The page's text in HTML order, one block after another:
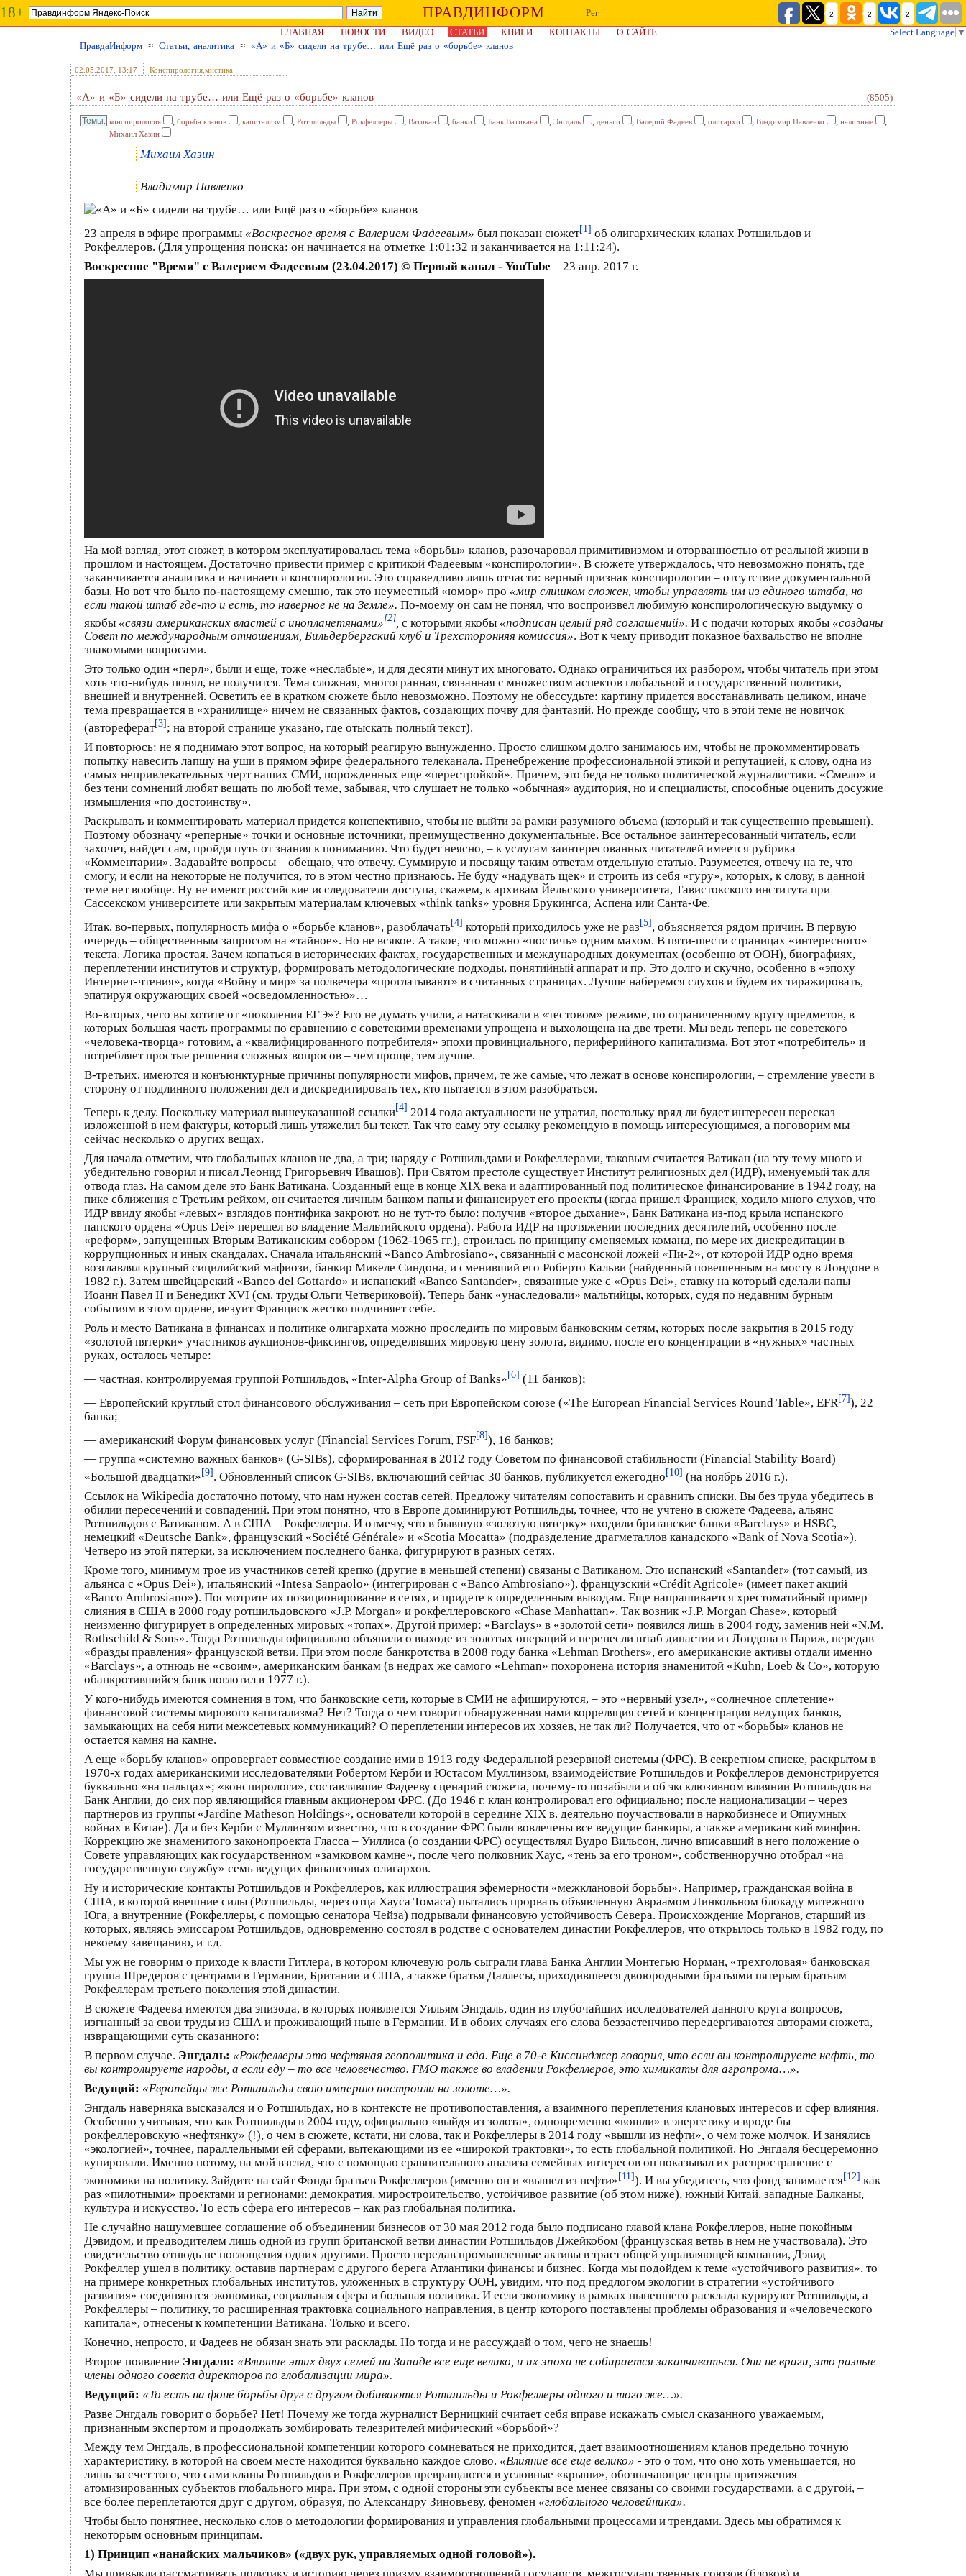
18+ ПРАВДИНФОРМ Рег 2 2 2
ГЛАВНАЯ НОВОСТИ ВИДЕО СТАТЬИ КНИГИ КОНТАКТЫ О САЙТЕ Select Language ▼
ПравдаИнформ ≈ Статьи, аналитика ≈ «А» и «Б» сидели на трубе… или Ещё раз о «борьбе» кланов
02.05.2017 , 13:17 Конспирология,мистика
«А» и «Б» сидели на трубе… или Ещё раз о «борьбе» кланов (8505)
конспирология , борьба кланов , капитализм , Ротшильды , Рокфеллеры , Ватикан , банки , Банк Ватикана , Энгдаль , деньги , Валерий Фадеев , олигархи , Владимир Павленко , наличные ,
Михаил Хазин
Михаил Хазин
Владимир Павленко
23 апреля в эфире программы «Воскресное время с Валерием Фадеевым» был показан сюжет[1] об олигархических кланах Ротшильдов и
Рокфеллеров. (Для упрощения поиска: он начинается на отметке 1:01:32 и заканчивается на 1:11:24).
Воскресное "Время" с Валерием Фадеевым (23.04.2017) © Первый канал - YouTube – 23 апр. 2017 г.
На мой взгляд, этот сюжет, в котором эксплуатировалась тема «борьбы» кланов, разочаровал примитивизмом и оторванностью от реальной жизни в
прошлом и настоящем. Достаточно привести пример с критикой Фадеевым «конспирологии». В сюжете утверждалось, что невозможно понять, где
заканчивается аналитика и начинается конспирология. Это справедливо лишь отчасти: верный признак конспирологии – отсутствие документальной
базы. Но вот что было по-настоящему смешно, так это неуместный «юмор» про «мир слишком сложен, чтобы управлять им из единого штаба, но
если такой штаб где-то и есть, то наверное не на Земле». По-моему он сам не понял, что воспроизвел любимую конспирологическую выдумку о
якобы «связи американских властей с инопланетянами»[2] с которыми якобы «подписан целый ряд соглашений». И с подачи которых якобы «созданы
Совет по международным отношениям, Бильдербергский клуб и Трехсторонняя комиссия». Вот к чему приводит показное бахвальство не вполне
знакомыми вопросами.
Это только один «перл», были и еще, тоже «неслабые», и для десяти минут их многовато. Однако ограничиться их разбором, чтобы читатель при этом
хоть что-нибудь понял, не получится. Тема сложная, многогранная, связанная с множеством аспектов глобальной и государственной политики,
внешней и внутренней. Осветить ее в кратком сюжете было невозможно. Поэтому не обессудьте: картину придется восстанавливать целиком, иначе
тема превращается в «хранилище» ничем не связанных фактов, создающих почву для фантазий. Но прежде сообщу, что в этой теме не новичок
(автореферат[3]; на второй странице указано, где отыскать полный текст).
И повторюсь: не я поднимаю этот вопрос, на который реагирую вынужденно. Просто слишком долго занимаюсь им, чтобы не прокомментировать
попытку навесить лапшу на уши в прямом эфире федерального телеканала. Пренебрежение профессиональной этикой и репутацией, к слову, одна из
самых непривлекательных черт наших СМИ, порожденных еще «перестройкой». Причем, это беда не только политической журналистики. «Смело» и
без тени сомнений любят вещать по любой теме, забывая, что слушает не только «обычная» аудитория, но и специалисты, способные оценить досужие
измышления «по достоинству».
Раскрывать и комментировать материал придется конспективно, чтобы не выйти за рамки разумного объема (который и так существенно превышен).
Поэтому обозначу «реперные» точки и основные источники, преимущественно документальные. Все остальное заинтересованный читатель, если
захочет, найдет сам, пройдя путь от знания к пониманию. Что будет неясно, – к услугам заинтересованных читателей имеется рубрика
«Комментарии». Задавайте вопросы – обещаю, что отвечу. Суммирую и посвящу таким ответам отдельную статью. Разумеется, отвечу на те, что
смогу, и если на некоторые не получится, то в этом честно признаюсь. Не буду «надувать щек» и строить из себя «гуру», которых, к слову, в данной
теме нет вообще. Ну не имеют российские исследователи доступа, скажем, к архивам Йельского университета, Тавистокского института при
Сассекском университете или закрытым материалам ключевых «think tanks» уровня Брукингса, Аспена или Санта-Фе.
Итак, во-первых, популярность мифа о «борьбе кланов», разоблачать[4] который приходилось уже не раз[5], объясняется рядом причин. В первую
очередь – общественным запросом на «тайное». Но не всякое. А такое, что можно «постичь» одним махом. В пяти-шести страницах «интересного»
текста. Логика простая. Зачем копаться в исторических фактах, государственных и международных документах (особенно от ООН), биографиях,
переплетении институтов и структур, формировать методологические подходы, понятийный аппарат и пр. Это долго и скучно, особенно в «эпоху
Интернет-чтения», когда «Войну и мир» за полвечера «проглатывают» в считанных страницах. Лучше наберемся слухов и будем их тиражировать,
эпатируя окружающих своей «осведомленностью»…
Во-вторых, чего вы хотите от «поколения ЕГЭ»? Его не думать учили, а натаскивали в «тестовом» режиме, по ограниченному кругу предметов, в
которых большая часть программы по сравнению с советскими временами упрощена и выхолощена на две трети. Мы ведь теперь не советского
«человека-творца» готовим, а «квалифицированного потребителя» эпохи провинциального, периферийного капитализма. Вот этот «потребитель» и
потребляет простые решения сложных вопросов – чем проще, тем лучше.
В-третьих, имеются и конъюнктурные причины популярности мифов, причем, те же самые, что лежат в основе конспирологии, – стремление увести в
сторону от подлинного положения дел и дискредитировать тех, кто пытается в этом разобраться.
Теперь к делу. Поскольку материал вышеуказанной ссылки[4] 2014 года актуальности не утратил, постольку вряд ли будет интересен пересказ
изложенной в нем фактуры, который лишь утяжелил бы текст. Так что саму эту ссылку рекомендую в помощь интересующимся, а поговорим мы
сейчас несколько о других вещах.
Для начала отметим, что глобальных кланов не два, а три; наряду с Ротшильдами и Рокфеллерами, таковым считается Ватикан (на эту тему много и
убедительно говорил и писал Леонид Григорьевич Ивашов). При Святом престоле существует Институт религиозных дел (ИДР), именуемый так для
отвода глаз. На самом деле это Банк Ватикана. Созданный еще в конце XIX века и адаптированный под политическое финансирование в 1942 году, на
пике сближения с Третьим рейхом, он считается личным банком папы и финансирует его проекты (когда пришел Франциск, ходило много слухов, что
ИДР ввиду якобы «левых» взглядов понтифика закроют, но не тут-то было: получив «второе дыхание», Банк Ватикана из-под крыла испанского
папского ордена «Opus Dei» перешел во владение Мальтийского ордена). Работа ИДР на протяжении последних десятилетий, особенно после
«реформ», запущенных Вторым Ватиканским собором (1962-1965 гг.), строилась по принципу сменяемых команд, по мере их дискредитации в
коррупционных и иных скандалах. Сначала итальянский «Banco Ambrosiano», связанный с масонской ложей «Пи-2», от которой ИДР одно время
возглавлял крупный сицилийский мафиози, банкир Микеле Синдона, и сменивший его Роберто Кальви (найденный повешенным на мосту в Лондоне в
1982 г.). Затем швейцарский «Banco del Gottardo» и испанский «Banco Santander», связанные уже с «Opus Dei», ставку на который сделали папы
Иоанн Павел II и Бенедикт XVI (см. труды Ольги Четвериковой). Теперь банк «унаследовали» мальтийцы, которых, судя по недавним бурным
событиям в этом ордене, иезуит Франциск жестко подчиняет себе.
Роль и место Ватикана в финансах и политике олигархата можно проследить по мировым банковским сетям, которых после закрытия в 2015 году
«золотой пятерки» участников аукционов-фиксингов, определявших мировую цену золота, видимо, после его концентрации в «нужных» частных
руках, осталось четыре:
— частная, контролируемая группой Ротшильдов, «Inter-Alpha Group of Banks»[6] (11 банков);
— Европейский круглый стол финансового обслуживания – сеть при Европейском союзе («The European Financial Services Round Table», EFR[7]), 22
банка;
— американский Форум финансовых услуг (Financial Services Forum, FSF[8]), 16 банков;
— группа «системно важных банков» (G-SIBs), сформированная в 2012 году Советом по финансовой стабильности (Financial Stability Board)
«Большой двадцатки»[9]. Обновленный список G-SIBs, включающий сейчас 30 банков, публикуется ежегодно[10] (на ноябрь 2016 г.).
Ссылок на Wikipedia достаточно потому, что нам нужен состав сетей. Предложу читателям сопоставить и сравнить списки. Вы без труда убедитесь в
обилии пересечений и совпадений. При этом понятно, что в Европе доминируют Ротшильды, точнее, что не учтено в сюжете Фадеева, альянс
Ротшильдов с Ватиканом. А в США – Рокфеллеры. И отмечу, что в бывшую «золотую пятерку» входили британские банки «Barclays» и HSBC,
немецкий «Deutsche Bank», французский «Société Générale» и «Scotia Mocatta» (подразделение драгметаллов канадского «Bank of Nova Scotia»).
Четверо из этой пятерки, за исключением последнего банка, фигурируют в разных сетях.
Кроме того, минимум трое из участников сетей крепко (другие в меньшей степени) связаны с Ватиканом. Это испанский «Santander» (тот самый, из
альянса с «Opus Dei»), итальянский «Intesa Sanpaolo» (интегрирован с «Banco Ambrosiano»), французский «Crédit Agricole» (имеет пакет акций
«Banco Ambrosiano»). Посмотрите их позиционирование в сетях, и придете к определенным выводам. Еще напрашивается хрестоматийный пример
слияния в США в 2000 году ротшильдовского «J.P. Morgan» и рокфеллеровского «Chase Manhattan». Так возник «J.P. Morgan Chase», который
неизменно фигурирует в определенных мировых «топах». Другой пример: «Barclays» в «золотой сети» появился лишь в 2004 году, заменив ней «N.M.
Rothsсhild & Sons». Тогда Ротшильды официально объявили о выходе из золотых операций и перенесли штаб династии из Лондона в Париж, передав
«бразды правления» французской ветви. При этом после банкротства в 2008 году банка «Lehman Brothers», его американские активы отдали именно
«Barclays», а отнюдь не «своим», американским банкам (в недрах же самого «Lehman» похоронена история знаменитой «Kuhn, Loeb & Co», которую
обанкротившийся банк поглотил в 1977 г.).
У кого-нибудь имеются сомнения в том, что банковские сети, которые в СМИ не афишируются, – это «нервный узел», «солнечное сплетение»
финансовой системы мирового капитализма? Нет? Тогда о чем говорит обнаруженная нами корреляция сетей и концентрация ведущих банков,
замыкающих на себя нити межсетевых коммуникаций? О переплетении интересов их хозяев, не так ли? Получается, что от «борьбы» кланов не
остается камня на камне.
А еще «борьбу кланов» опровергает совместное создание ими в 1913 году Федеральной резервной системы (ФРС). В секретном списке, раскрытом в
1970-х годах американскими исследователями Робертом Керби и Юстасом Муллинзом, взаимодействие Ротшильдов и Рокфеллеров демонстрируется
буквально «на пальцах»; «конспирологи», составлявшие Фадееву сценарий сюжета, почему-то позабыли и об эксклюзивном влиянии Ротшильдов на
Банк Англии, до сих пор являющийся главным акционером ФРС. (До 1946 г. клан контролировал его официально; после национализации – через
партнеров из группы «Jardine Matheson Holdings», основатели которой в середине XIX в. деятельно поучаствовали в наркобизнесе и Опиумных
войнах в Китае). Да и без Керби с Муллинзом известно, что в создание ФРС были вовлечены все ведущие банкиры, а также американский минфин.
Коррекцию же знаменитого законопроекта Гласса – Уиллиса (о создании ФРС) осуществлял Вудро Вильсон, лично вписавший в него положение о
Совете управляющих как государственном «замковом камне», после чего полковник Хаус, «тень за его троном», собственноручно отобрал «на
государственную службу» семь ведущих финансовых олигархов.
Ну и исторические контакты Ротшильдов и Рокфеллеров, как иллюстрация эфемерности «межклановой борьбы». Например, гражданская война в
США, в которой внешние силы (Ротшильды, через отца Хауса Томаса) пытались прорвать объявленную Авраамом Линкольном блокаду мятежного
Юга, а внутренние (Рокфеллеры, с помощью сенатора Чейза) подрывали финансовую устойчивость Севера. Происхождение Морганов, старший из
которых, являясь эмиссаром Ротшильдов, одновременно состоял в родстве с основателем династии Рокфеллеров, что открылось только в 1982 году, по
некоему завещанию, и т.д.
Мы уж не говорим о приходе к власти Гитлера, в котором ключевую роль сыграли глава Банка Англии Монтегью Норман, «трехголовая» банковская
группа Шредеров с центрами в Германии, Британии и США, а также братья Даллесы, приходившееся двоюродными братьями пятерым братьям
Рокфеллерам третьего поколения этой династии.
В сюжете Фадеева имеются два эпизода, в которых появляется Уильям Энгдаль, один из глубочайших исследователей данного круга вопросов,
изгнанный за свои труды из США и проживающий ныне в Германии. И в обоих случаях его слова беззастенчиво передергиваются авторами сюжета,
извращающими суть сказанного:
В первом случае. Энгдаль: «Рокфеллеры это нефтяная геополитика и еда. Еще в 70-е Киссинджер говорил, что если вы контролируете нефть, то
вы контролируете народы, а если еду – то все человечество. ГМО также во владении Рокфеллеров, это химикаты для агропрома…».
Ведущий: «Европейцы же Ротшильды свою империю построили на золоте…».
Энгдаль наверняка высказался и о Ротшильдах, но в контексте не противопоставления, а взаимного переплетения клановых интересов и сфер влияния.
Особенно учитывая, что как Ротшильды в 2004 году, официально «выйдя из золота», одновременно «вошли» в энергетику и вроде бы
рокфеллеровскую «нефтянку» (!), о чем в сюжете, кстати, ни слова, так и Рокфеллеры в 2014 году «вышли из нефти», о чем тоже молчок. И занялись
«экологией», точнее, параллельными ей сферами, вытекающими из ее «широкой трактовки», то есть глобальной политикой. Но Энгдаля бесцеремонно
купировали. Именно потому, на мой взгляд, что с помощью сравнительного анализа семейных интересов он показывал их распространение с
экономики на политику. Зайдите на сайт Фонда братьев Рокфеллеров (именно он и «вышел из нефти»[11]). И вы убедитесь, что фонд занимается[12] как
раз «пилотными» проектами и регионами: демократия, миростроительство, устойчивое развитие (об этом ниже), южный Китай, западные Балканы,
культура и искусство. То есть сфера его интересов – как раз глобальная политика.
Не случайно нашумевшее соглашение об объединении бизнесов от 30 мая 2012 года было подписано главой клана Рокфеллеров, ныне покойным
Дэвидом, и предводителем лишь одной из групп британской ветви династии Ротшильдов Джейкобом (французская ветвь в нем не участвовала). Это
свидетельство отнюдь не поглощения одних другими. Просто передав промышленные активы в траст общей управляющей компании, Дэвид
Рокфеллер ушел в политику, оставив партнерам с другого берега Атлантики финансы и бизнес. Когда мы подойдем к теме «устойчивого развития», то
на примере конкретных глобальных институтов, уложенных в структуру ООН, увидим, что под предлогом экологии в стратегии «устойчивого
развития» соединяются экономика, социальная сфера и большая политика. И если экономику в рамках нынешнего расклада курируют Ротшильды, а
Рокфеллеры – политику, то расширенная трактовка социального направления, в центр которого поставлены проблемы образования и «человеческого
капитала», отнесены к компетенции Ватикана. Только и всего.
Конечно, непросто, и Фадеев не обязан знать эти расклады. Но тогда и не рассуждай о том, чего не знаешь!
Второе появление Энгдаля: «Влияние этих двух семей на Западе все еще велико, и их эпоха не собирается заканчиваться. Они не враги, это разные
члены одного совета директоров по глобализации мира».
Ведущий: «То есть на фоне борьбы друг с другом добиваются Ротшильды и Рокфеллеры одного и того же…».
Разве Энгдаль говорит о борьбе? Нет! Почему же тогда журналист Верницкий считает себя вправе искажать смысл сказанного уважаемым,
признанным экспертом и продолжать зомбировать телезрителей мифический «борьбой»?
Между тем Энгдаль, в профессиональной компетенции которого сомневаться не приходится, дает взаимоотношениям кланов предельно точную
характеристику, в которой на своем месте находится буквально каждое слово. «Влияние все еще велико» - это о том, что оно хоть уменьшается, но
лишь за счет того, что сами кланы Ротшильдов и Рокфеллеров превращаются в условные «крыши», обозначающие центры притяжения
атомизированных субъектов глобального мира. При этом, с одной стороны эти субъекты все менее связаны со своими государствами, а с другой, –
все более переплетаются друг с другом, образуя, по Александру Зиновьеву, феномен «глобального человейника».
Чтобы было понятнее, несколько слов о методологии формирования и управления глобальными процессами и трендами. Здесь мы обратимся к
некоторым основным принципам.
1) Принцип «нанайских мальчиков» («двух рук, управляемых одной головой»).
Мы привыкли рассматривать политику и историю через призму взаимоотношений государств, межгосударственных союзов (блоков) и